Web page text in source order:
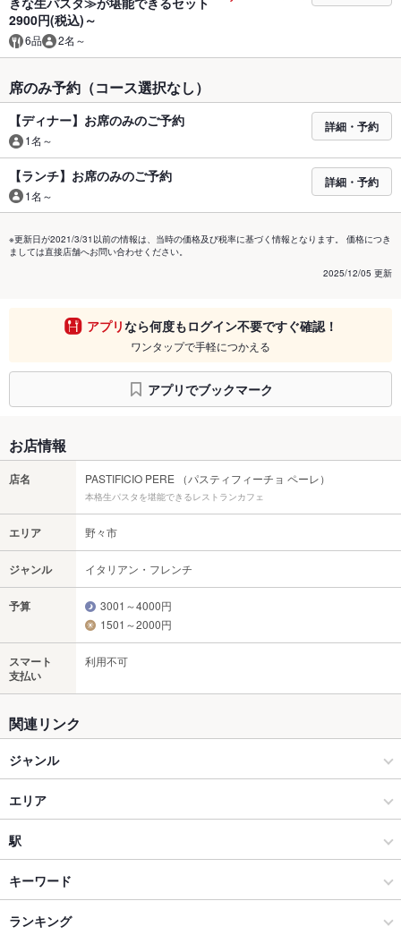
2900円(税込)～
6品 2名～
席のみ予約（コース選択なし）
【ディナー】お席のみのご予約
1名～
詳細・予約
【ランチ】お席のみのご予約
1名～
詳細・予約
※更新日が2021/3/31以前の情報は、当時の価格及び税率に基づく情報となります。 価格につき
ましては直接店舗へお問い合わせください。
2025/12/05 更新
アプリなら何度もログイン不要ですぐ確認！
ワンタップで手軽につかえる
アプリでブックマーク
お店情報
店名 PASTIFICIO PERE （パスティフィーチョ ペーレ）
本格生パスタを堪能できるレストランカフェ
エリア 野々市
ジャンル イタリアン・フレンチ
予算
3001～4000円
1501～2000円
スマート
支払い
利用不可
関連リンク
ジャンル
イタリアン・フレンチ
イタリアン
金沢市他・野々市・白山・内灘 × イタリアン・フレンチ
金沢市他・野々市・白山・内灘 × イタリアン
エリア
野々市
野々市 × イタリアン・フレンチ
野々市 × イタリアン
駅
乙丸駅
四十万駅
キーワード
エビ料理
ランキング